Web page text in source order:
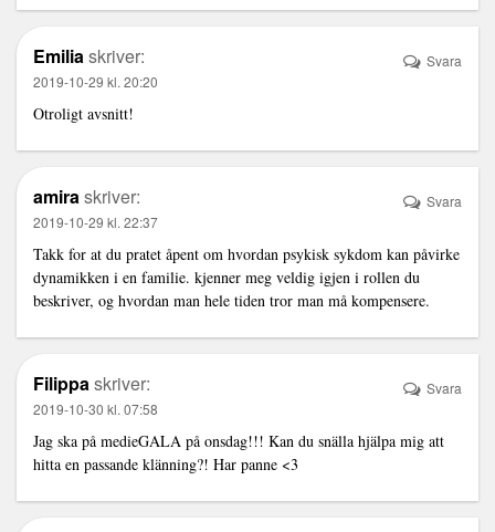
Emiliaskriver:
2019-10-29 kl. 20:20
Otroligt avsnitt!
Svara
amiraskriver:
2019-10-29 kl. 22:37
Takk for at du pratet åpent om hvordan psykisk sykdom kan påvirke
dynamikken i en familie. kjenner meg veldig igjen i rollen du
beskriver, og hvordan man hele tiden tror man må kompensere.
Svara
Filippaskriver:
2019-10-30 kl. 07:58
Jag ska på medieGALA på onsdag!!! Kan du snälla hjälpa mig att
hitta en passande klänning?! Har panne <3
Svara